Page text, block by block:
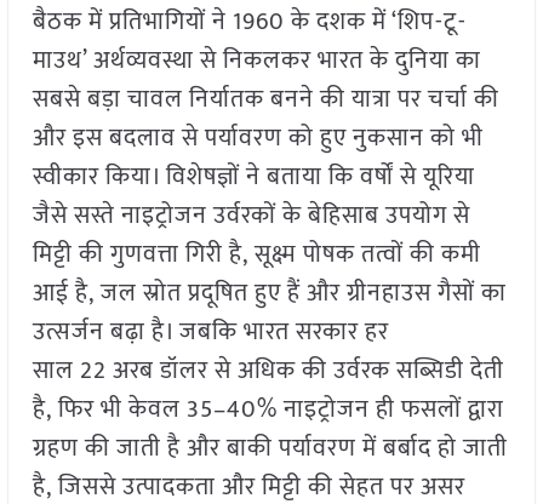
बैठक में प्रतिभागियों ने 1960 के दशक में ‘शिप-टू-
माउथ’ अर्थव्यवस्था से निकलकर भारत के दुनिया का
सबसे बड़ा चावल निर्यातक बनने की यात्रा पर चर्चा की
और इस बदलाव से पर्यावरण को हुए नुकसान को भी
स्वीकार किया। विशेषज्ञों ने बताया कि वर्षों से यूरिया
जैसे सस्ते नाइट्रोजन उर्वरकों के बेहिसाब उपयोग से
मिट्टी की गुणवत्ता गिरी है, सूक्ष्म पोषक तत्वों की कमी
आई है, जल स्रोत प्रदूषित हुए हैं और ग्रीनहाउस गैसों का
उत्सर्जन बढ़ा है। जबकि भारत सरकार हर
साल 22 अरब डॉलर से अधिक की उर्वरक सब्सिडी देती
है, फिर भी केवल 35–40% नाइट्रोजन ही फसलों द्वारा
ग्रहण की जाती है और बाकी पर्यावरण में बर्बाद हो जाती
है, जिससे उत्पादकता और मिट्टी की सेहत पर असर